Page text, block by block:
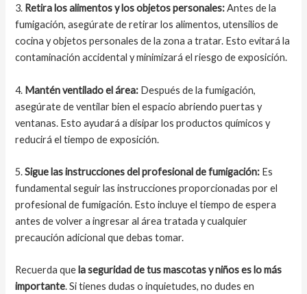
3. Retira los alimentos y los objetos personales:Antes de la
fumigación, asegúrate de retirar los alimentos, utensilios de
cocina y objetos personales de la zona a tratar. Esto evitará la
contaminación accidental y minimizará el riesgo de exposición.
4. Mantén ventilado el área: Después de la fumigación,
asegúrate de ventilar bien el espacio abriendo puertas y
ventanas. Esto ayudará a disipar los productos químicos y
reducirá el tiempo de exposición.
5.Sigue las instrucciones del profesional de fumigación: Es
fundamental seguir las instrucciones proporcionadas por el
profesional de fumigación. Esto incluye el tiempo de espera
antes de volver a ingresar al área tratada y cualquier
precaución adicional que debas tomar.
Recuerda que la seguridad de tus mascotas y niños es lo más
importante. Si tienes dudas o inquietudes, no dudes en